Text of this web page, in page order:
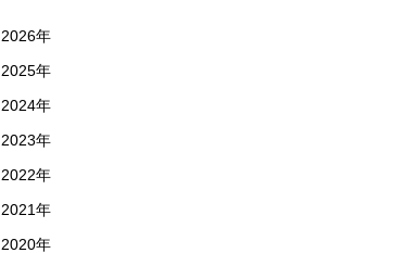
2026年
2025年
2024年
2023年
2022年
2021年
2020年